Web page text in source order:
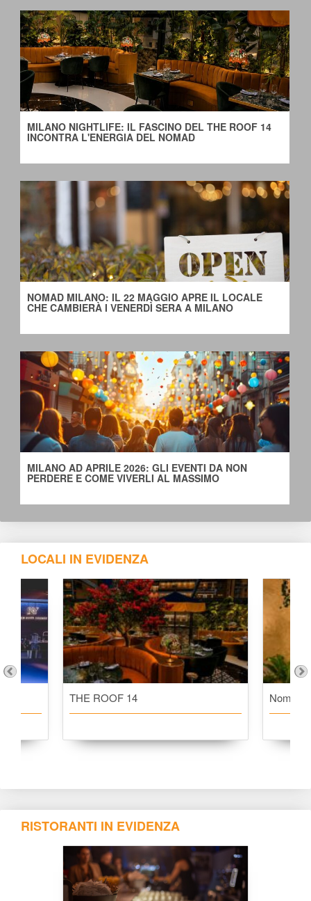
MILANO NIGHTLIFE: IL FASCINO DEL THE ROOF 14
INCONTRA L'ENERGIA DEL NOMAD
NOMAD MILANO: IL 22 MAGGIO APRE IL LOCALE
CHE CAMBIERÀ I VENERDÌ SERA A MILANO
MILANO AD APRILE 2026: GLI EVENTI DA NON
PERDERE E COME VIVERLI AL MASSIMO
LOCALI IN EVIDENZA
THE ROOF 14 Nomad
RISTORANTI IN EVIDENZA